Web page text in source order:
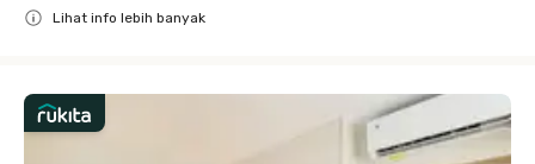
Lihat info lebih banyak